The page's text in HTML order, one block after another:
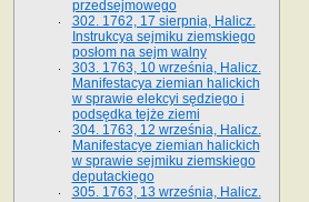
przedsejmowego
302. 1762, 17 sierpnia, Halicz.
Instrukcya sejmiku ziemskiego
posłom na sejm walny
303. 1763, 10 września, Halicz.
Manifestacya ziemian halickich
w sprawie elekcyi sędziego i
podsędka tejże ziemi
304. 1763, 12 września, Halicz.
Manifestacye ziemian halickich
w sprawie sejmiku ziemskiego
deputackiego
305. 1763, 13 września, Halicz.